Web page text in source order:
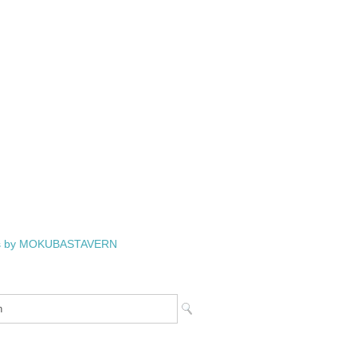
by MOKUBASTAVERN